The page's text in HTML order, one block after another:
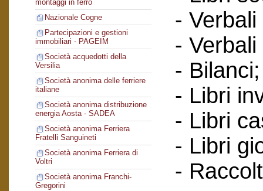
montaggi in ferro
Nazionale Cogne
Partecipazioni e gestioni
immobiliari - PAGEIM
Società acquedotti della
Versilia
Società anonima delle ferriere
italiane
Società anonima distribuzione
energia Aosta - SADEA
Società anonima Ferriera
Fratelli Sanguineti
Società anonima Ferriera di
Voltri
Società anonima Franchi-
Gregorini
-
-
- Bilanci;
- Libri
- Libri
- Libri
-